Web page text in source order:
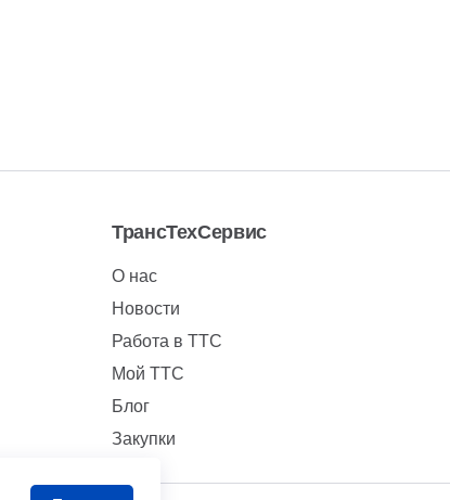
ТрансТехСервис
О нас
Новости
Работа в ТТС
Мой ТТС
Блог
Закупки